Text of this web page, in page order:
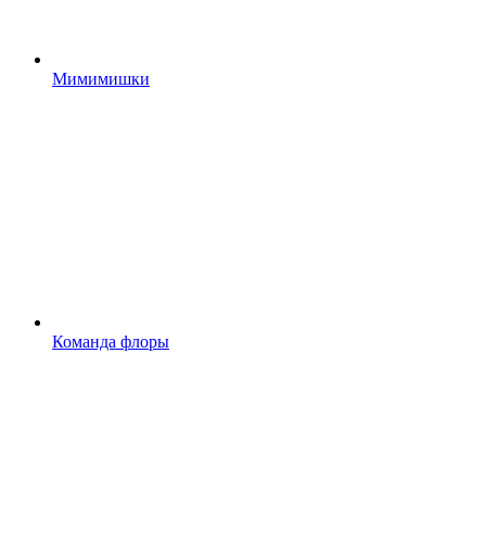
Мимимишки
Команда флоры